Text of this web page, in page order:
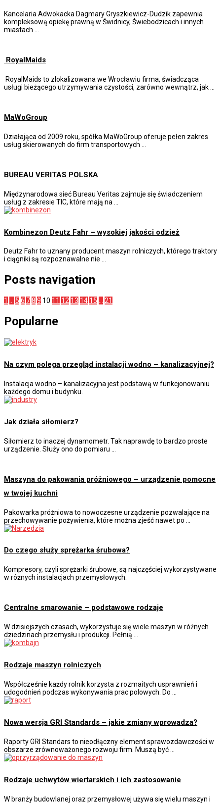
Kancelaria Adwokacka Dagmary Gryszkiewicz-Dudzik zapewnia
kompleksową opiekę prawną w Świdnicy, Świebodzicach i innych
miastach …
RoyalMaids
RoyalMaids to zlokalizowana we Wrocławiu firma, świadcząca
usługi bieżącego utrzymywania czystości, zarówno wewnątrz, jak …
MaWoGroup
Działająca od 2009 roku, spółka MaWoGroup oferuje pełen zakres
usług skierowanych do firm transportowych …
BUREAU VERITAS POLSKA
Międzynarodowa sieć Bureau Veritas zajmuje się świadczeniem
usług z zakresie TIC, które mają na …
Kombinezon Deutz Fahr – wysokiej jakości odzież
Deutz Fahr to uznany producent maszyn rolniczych, którego traktory
i ciągniki są rozpoznawalne nie …
Posts navigation
1 … 5 6 78 9 10 11 12 13 14 15 … 21
Popularne
Na czym polega przegląd instalacji wodno – kanalizacyjnej?
Instalacja wodno – kanalizacyjna jest podstawą w funkcjonowaniu
każdego domu i budynku.
Jak działa siłomierz?
Siłomierz to inaczej dynamometr. Tak naprawdę to bardzo proste
urządzenie. Służy ono do pomiaru …
Maszyna do pakowania próżniowego – urządzenie pomocne
w twojej kuchni
Pakowarka próżniowa to nowoczesne urządzenie pozwalające na
przechowywanie pożywienia, które można zjeść nawet po …
Do czego służy sprężarka śrubowa?
Kompresory, czyli sprężarki śrubowe, są najczęściej wykorzystywane
w różnych instalacjach przemysłowych.
Centralne smarowanie – podstawowe rodzaje
W dzisiejszych czasach, wykorzystuje się wiele maszyn w różnych
dziedzinach przemysłu i produkcji. Pełnią …
Rodzaje maszyn rolniczych
Współcześnie każdy rolnik korzysta z rozmaitych usprawnień i
udogodnień podczas wykonywania prac polowych. Do …
Nowa wersja GRI Standards – jakie zmiany wprowadza?
Raporty GRI Standars to nieodłączny element sprawozdawczości w
obszarze zrównoważonego rozwoju firm. Muszą być …
Rodzaje uchwytów wiertarskich i ich zastosowanie
W branży budowlanej oraz przemysłowej używa się wielu maszyn i